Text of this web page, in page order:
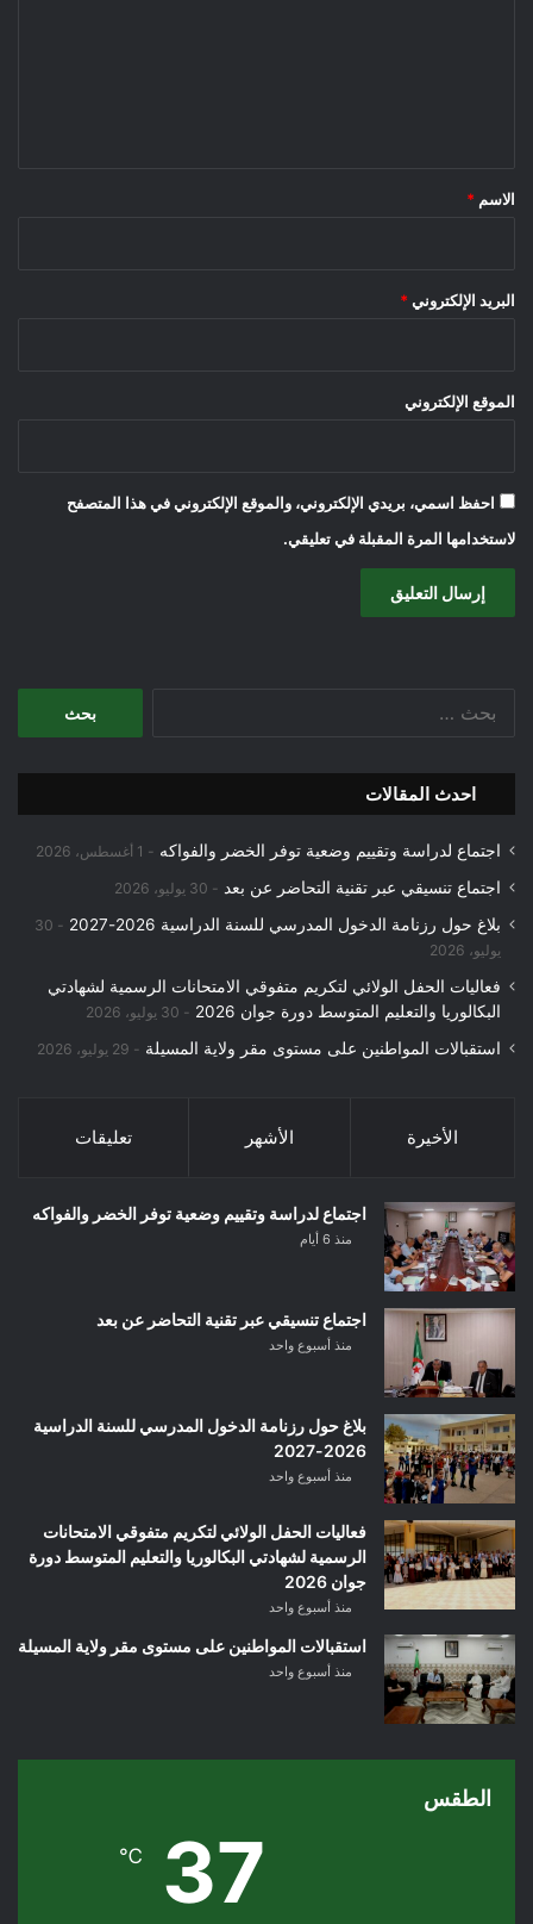
*
الاسم *
البريد الإلكتروني *
الموقع الإلكتروني
احفظ اسمي، بريدي الإلكتروني، والموقع الإلكتروني في هذا المتصفح
لاستخدامها المرة المقبلة في تعليقي.
احدث المقالات
اجتماع لدراسة وتقييم وضعية توفر الخضر والفواكه 1 أغسطس، 2026
اجتماع تنسيقي عبر تقنية التحاضر عن بعد 30 يوليو، 2026
بلاغ حول رزنامة الدخول المدرسي للسنة الدراسية 2026-2027
30
يوليو، 2026
فعاليات الحفل الولائي لتكريم متفوقي الامتحانات الرسمية لشهادتي
البكالوريا والتعليم المتوسط دورة جوان 2026
30 يوليو، 2026
استقبالات المواطنين على مستوى مقر ولاية المسيلة 29 يوليو، 2026
الأخيرة الأشهر تعليقات
اجتماع لدراسة وتقييم وضعية توفر الخضر والفواكه
منذ 6 أيام
اجتماع تنسيقي عبر تقنية التحاضر عن بعد
منذ أسبوع واحد
بلاغ حول رزنامة الدخول المدرسي للسنة الدراسية
2026-2027
منذ أسبوع واحد
فعاليات الحفل الولائي لتكريم متفوقي الامتحانات
الرسمية لشهادتي البكالوريا والتعليم المتوسط دورة
جوان 2026
منذ أسبوع واحد
استقبالات المواطنين على مستوى مقر ولاية المسيلة
منذ أسبوع واحد
الطقس
37
℃